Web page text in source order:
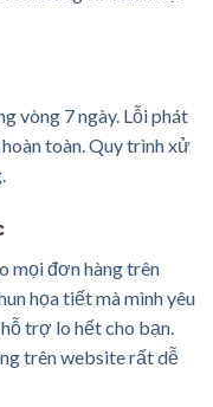
vòng 7 ngày. Lỗi phát
toàn. Quy trình xử
mọi đơn hàng trên
họa tiết mà mình yêu
trợ lo hết cho bạn.
trên website rất dễ